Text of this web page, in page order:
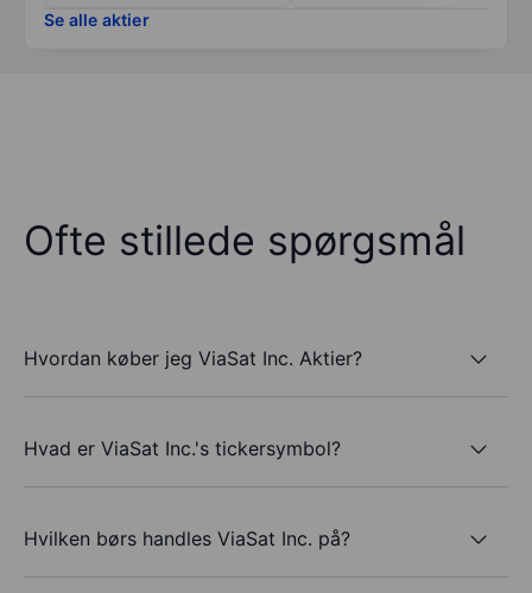
Se alle aktier
Ofte stillede spørgsmål
Hvordan køber jeg ViaSat Inc. Aktier?
Hvad er ViaSat Inc.'s tickersymbol?
Hvilken børs handles ViaSat Inc. på?